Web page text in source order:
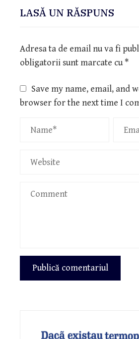
LASĂ UN RĂSPUNS
Adresa ta de email nu va fi
obligatorii sunt marcate cu*
Save my name, email, and
browser for the next time I